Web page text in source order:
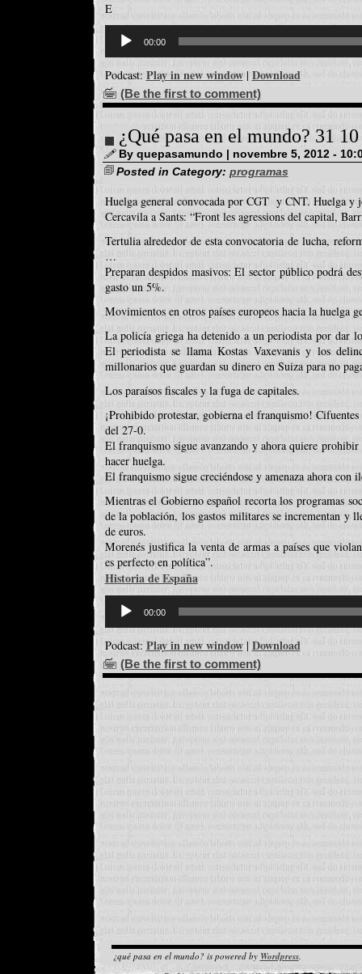
E
d'àudio
00:00
Podcast: Play in new window| Download
(Be the first to comment)
¿Qué pasa en el mundo? 31
By quepasamundo | novembre 5, 2012 -
Posted in Category: programas
Huelga general convocada por CGT y CNT. Huelga y
Cercavila a Sants: “Front les agressions del capital,
Tertulia alrededor de esta convocatoria de lucha,
…
Preparan despidos masivos: El sector público podrá
gasto un 5%.
Movimientos en otros países europeos hacia la huelga
La policía griega ha detenido a un periodista por dar
El periodista se llama Kostas Vaxevanis y los
millonarios que guardan su dinero en Suiza para no
Los paraísos fiscales y la fuga de capitales.
¡Prohibido protestar, gobierna el franquismo!
del 27-0.
El franquismo sigue avanzando y ahora quiere prohibir
hacer huelga.
El franquismo sigue creciéndose y amenaza ahora con
Mientras el Gobierno español recorta los programas
de la población, los gastos militares se incrementan y
de euros.
Morenés justifica la venta de armas a países que
es perfecto en política”.
Historia de España
d'àudio
00:00
Podcast: Play in new window| Download
(Be the first to comment)
¿qué pasa en el mundo? is powered by Wordpress.